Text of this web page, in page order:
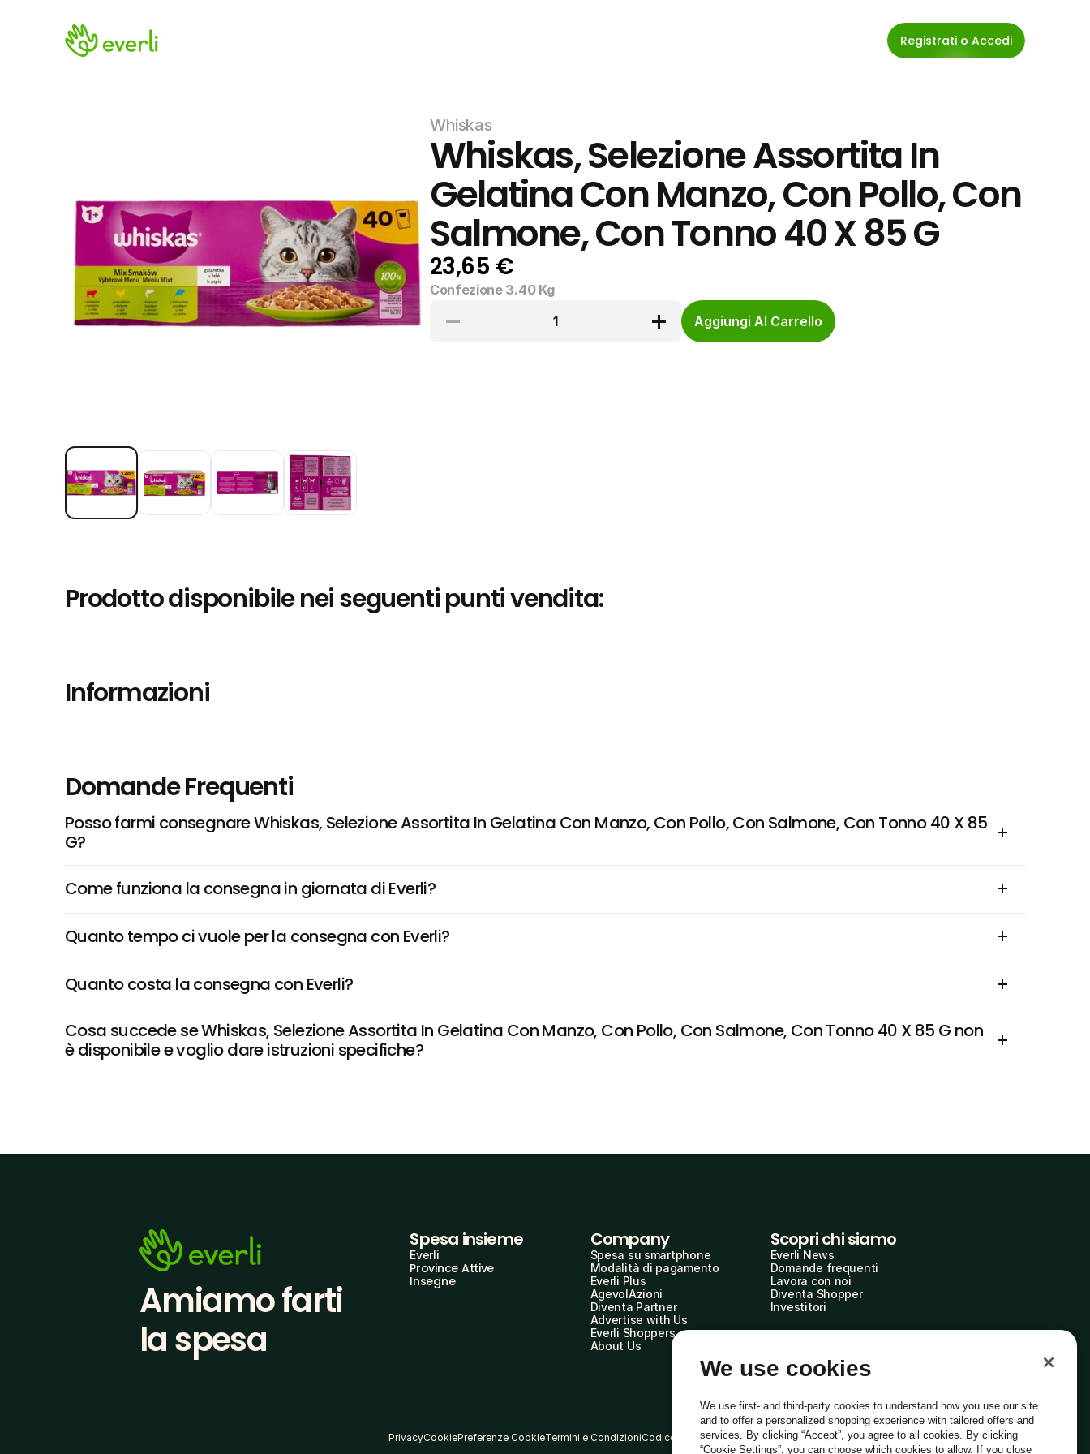
Registrati o Accedi
Whiskas
Whiskas, Selezione Assortita In
Gelatina Con Manzo, Con Pollo, Con
Salmone, Con Tonno 40 X 85 G
23,65 €
Confezione 3.40 Kg
1
Aggiungi Al Carrello
Prodotto disponibile nei seguenti punti vendita:
Informazioni
Domande Frequenti
Posso farmi consegnare Whiskas, Selezione Assortita In Gelatina Con Manzo, Con Pollo, Con Salmone, Con Tonno 40 X 85
G?
Come funziona la consegna in giornata di Everli?
Quanto tempo ci vuole per la consegna con Everli?
Quanto costa la consegna con Everli?
Cosa succede se Whiskas, Selezione Assortita In Gelatina Con Manzo, Con Pollo, Con Salmone, Con Tonno 40 X 85 G non
è disponibile e voglio dare istruzioni specifiche?
Amiamo farti
la spesa
Spesa insieme
Everli
Province Attive
Insegne
Company
Spesa su smartphone
Modalità di pagamento
Everli Plus
AgevolAzioni
Diventa Partner
Advertise with Us
Everli Shoppers
About Us
Scopri chi siamo
Everli News
Domande frequenti
Lavora con noi
Diventa Shopper
Investitori
PrivacyCookiePreferenze CookieTermini e CondizioniCodice Etico
We use cookies
We use first- and third-party cookies to understand how you use our site
and to offer a personalized shopping experience with tailored offers and
services. By clicking “Accept”, you agree to all cookies. By clicking
“Cookie Settings”, you can choose which cookies to allow. If you close